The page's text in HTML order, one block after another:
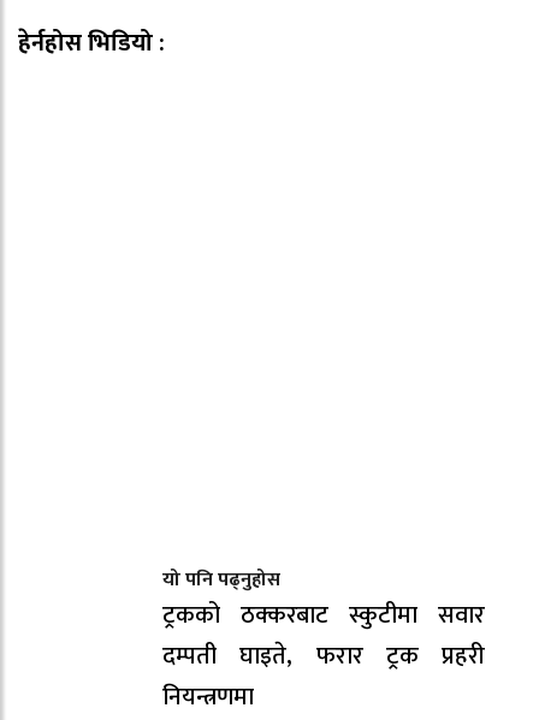
हेर्नहोस भिडियो :
यो पनि पढ्नुहोस
ट्रकको ठक्करबाट स्कुटीमा सवार
दम्पती घाइते, फरार ट्रक प्रहरी
नियन्त्रणमा